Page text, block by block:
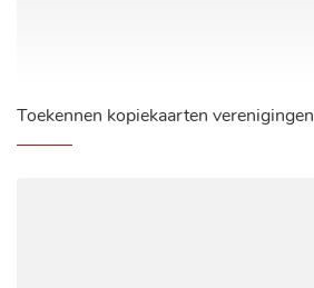
Toekennen kopiekaarten verenigingen